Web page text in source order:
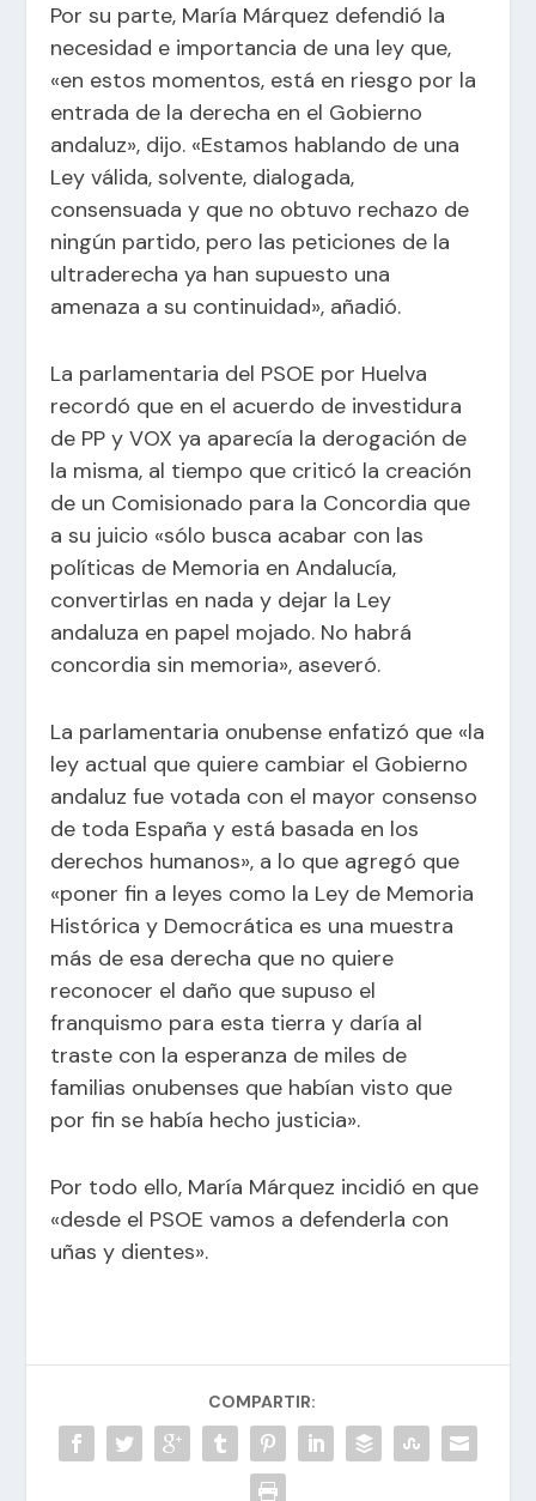
Por su parte, María Márquez defendió la
necesidad e importancia de una ley que,
«en estos momentos, está en riesgo por la
entrada de la derecha en el Gobierno
andaluz», dijo. «Estamos hablando de una
Ley válida, solvente, dialogada,
consensuada y que no obtuvo rechazo de
ningún partido, pero las peticiones de la
ultraderecha ya han supuesto una
amenaza a su continuidad», añadió.
La parlamentaria del PSOE por Huelva
recordó que en el acuerdo de investidura
de PP y VOX ya aparecía la derogación de
la misma, al tiempo que criticó la creación
de un Comisionado para la Concordia que
a su juicio «sólo busca acabar con las
políticas de Memoria en Andalucía,
convertirlas en nada y dejar la Ley
andaluza en papel mojado. No habrá
concordia sin memoria», aseveró.
La parlamentaria onubense enfatizó que «la
ley actual que quiere cambiar el Gobierno
andaluz fue votada con el mayor consenso
de toda España y está basada en los
derechos humanos», a lo que agregó que
«poner fin a leyes como la Ley de Memoria
Histórica y Democrática es una muestra
más de esa derecha que no quiere
reconocer el daño que supuso el
franquismo para esta tierra y daría al
traste con la esperanza de miles de
familias onubenses que habían visto que
por fin se había hecho justicia».
Por todo ello, María Márquez incidió en que
«desde el PSOE vamos a defenderla con
uñas y dientes».
COMPARTIR: